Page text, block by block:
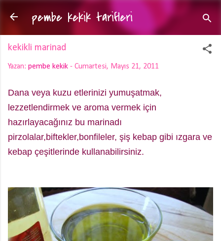
Ana içeriğe atla
pembe kekik tarifleri
kekikli marinad
Yazan: pembe kekik - Cumartesi, Mayıs 21, 2011
Dana veya kuzu etlerinizi yumuşatmak,
lezzetlendirmek ve aroma vermek için
hazırlayacağınız bu marinadı
pirzolalar,biftekler,bonfileler, şiş kebap gibi ızgara ve
kebap çeşitlerinde kullanabilirsiniz.